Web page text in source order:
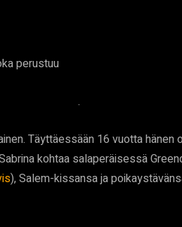
perustuu
.
Täyttäessään 16 vuotta hänen
kohtaa salaperäisessä
), Salem-kissansa ja